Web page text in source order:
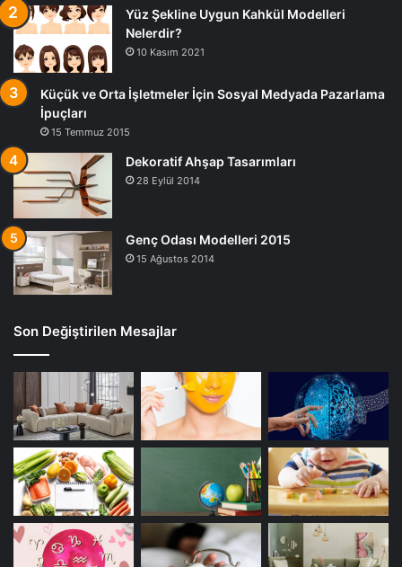
Yüz Şekline Uygun Kahkül Modelleri
Nelerdir?
10 Kasım 2021
Küçük ve Orta İşletmeler İçin Sosyal Medyada Pazarlama
İpuçları
15 Temmuz 2015
Dekoratif Ahşap Tasarımları
28 Eylül 2014
Genç Odası Modelleri 2015
15 Ağustos 2014
Son Değiştirilen Mesajlar